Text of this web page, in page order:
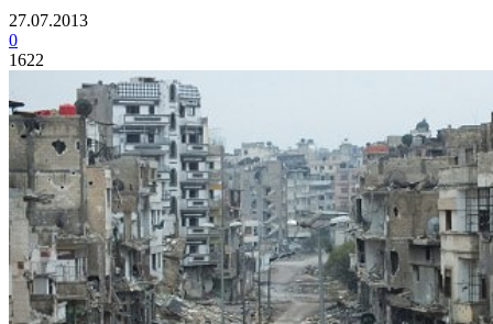
27.07.2013
0
1622